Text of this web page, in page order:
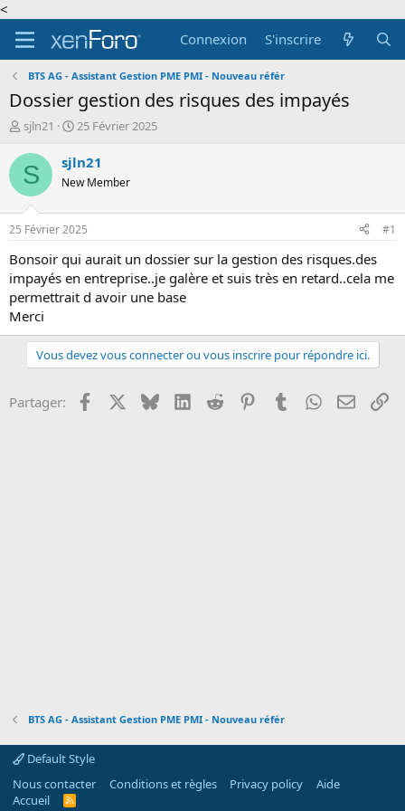
<
Connexion
S'inscrire
BTS AG - Assistant Gestion PME PMI - Nouveau référ
Dossier gestion des risques des impayés
A
t
e
r
d
e
l
d
i
s
c
s
i
sjln21
D
t
d
d
é
b
t
25 Février 2025
S sjln21
New Member
25 Février 2025 #1
Bonsoir qui aurait un dossier sur la gestion des risques.des
impayés en entreprise..je galère et suis très en retard..cela me
permettrait d avoir une base
Merci
Vous devez vous connecter ou vous inscrire pour répondre ici.
Partager: Facebook BlueskyLinkedInReddit PinterestTumblrWhatsApp
Email
BTS AG - Assistant Gestion PME PMI - Nouveau référ
Default Style
Nous contacter
Conditions et règles Privacy policy
Aide
Accueil
R